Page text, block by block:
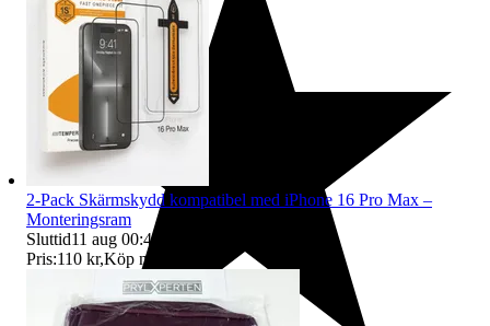
2-Pack Skärmskydd kompatibel med iPhone 16 Pro Max –
Monteringsram
Sluttid11 aug 00:47
Pris:110 kr,Köp nu